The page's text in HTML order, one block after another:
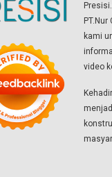
kami
video